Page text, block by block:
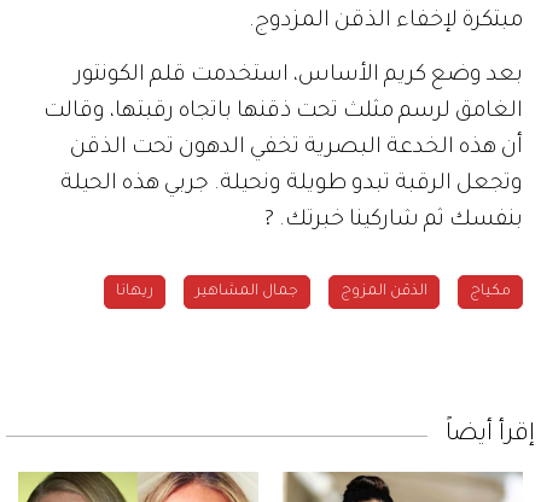
مبتكرة لإخفاء الذقن المزدوج.
بعد وضع كريم الأساس، استخدمت قلم الكونتور
الغامق لرسم مثلث تحت ذقنها باتجاه رقبتها، وقالت
أن هذه الخدعة البصرية تخفي الدهون تحت الذقن
وتجعل الرقبة تبدو طويلة ونحيلة. جربي هذه الحيلة
بنفسك ثم شاركينا خبرتك. ?
مكياج الذقن المزوج جمال المشاهير ريهانا
إقرأ أيضاً